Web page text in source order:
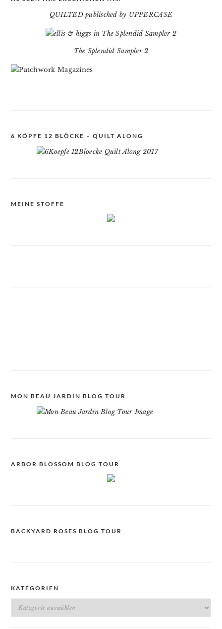
QUILTED publisched by UPPERCASE
The Splendid Sampler 2
6 KÖPFE 12 BLÖCKE – QUILT ALONG
MEINE STOFFE
MON BEAU JARDIN BLOG TOUR
ARBOR BLOSSOM BLOG TOUR
BACKYARD ROSES BLOG TOUR
KATEGORIEN
Kategorien